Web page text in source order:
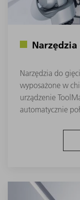
Narzędzia do
wyposażone w
urządzenie
automatycznie